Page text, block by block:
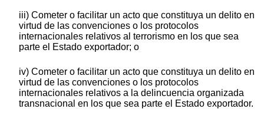
iii) Cometer o facilitar un acto que constituya un delito en
virtud de las convenciones o los protocolos
internacionales relativos al terrorismo en los que sea
parte el Estado exportador; o
iv) Cometer o facilitar un acto que constituya un delito en
virtud de las convenciones o los protocolos
internacionales relativos a la delincuencia organizada
transnacional en los que sea parte el Estado exportador.